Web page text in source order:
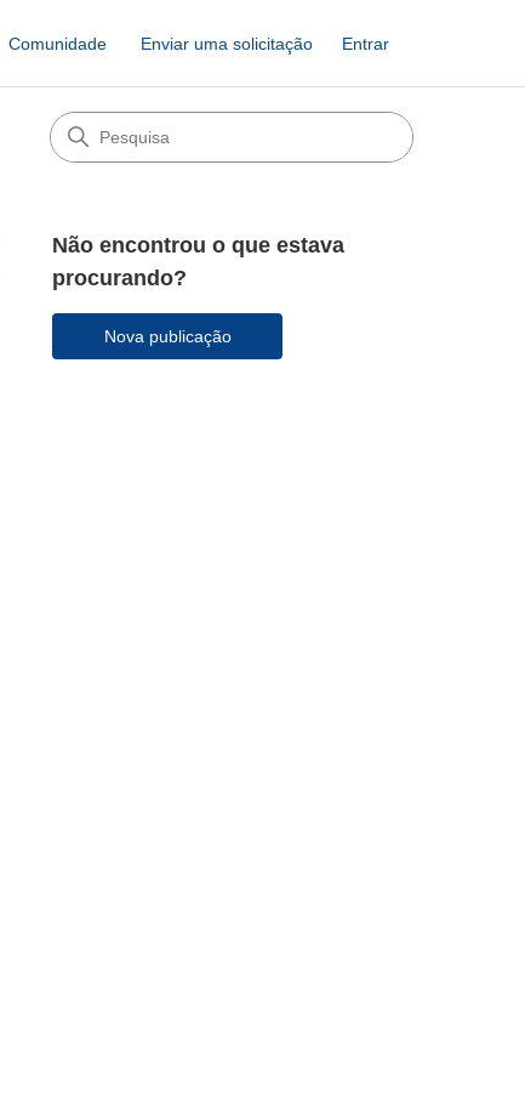
Comunidade Enviar uma solicitação Entrar
Seguido por 2 pessoas
Não encontrou o que estava
procurando?
Nova publicação